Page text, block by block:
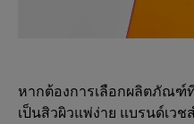
หากต้องการเลือกผลิตภัณฑ์
เป็นสิวผิวแพ่ง่าย แบรนด์เวช